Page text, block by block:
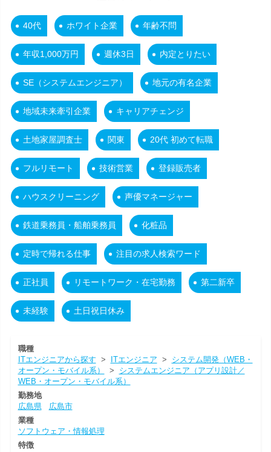
40代 ホワイト企業 年齢不問
年収1,000万円 週休3日 内定とりたい
SE（システムエンジニア） 地元の有名企業
地域未来牽引企業 キャリアチェンジ
土地家屋調査士 関東 20代 初めて転職
フルリモート 技術営業 登録販売者
ハウスクリーニング 声優マネージャー
鉄道乗務員・船舶乗務員 化粧品
定時で帰れる仕事 注目の求人検索ワード
正社員 リモートワーク・在宅勤務 第二新卒
未経験 土日祝日休み
職種
ITエンジニアから探す > ITエンジニア > システム開発（WEB・
オープン・モバイル系）
> システムエンジニア（アプリ設計／
WEB・オープン・モバイル系）
勤務地
広島県
広島市
業種
ソフトウェア・情報処理
特徴